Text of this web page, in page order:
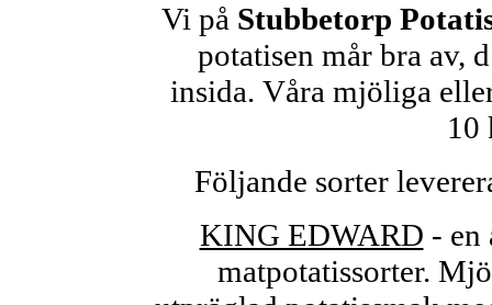
Vi på Stubbetorp
potatisen mår bra av,
insida. Våra mjöliga
10
Följande sorter
KING EDWARD - en
matpotatissorter.